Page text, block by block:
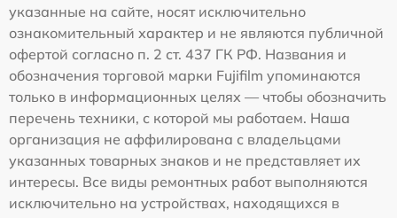
указанные на сайте, носят исключительно
ознакомительный характер и не являются публичной
офертой согласно п. 2 ст. 437 ГК РФ. Названия и
обозначения торговой марки Fujifilm упоминаются
только в информационных целях — чтобы обозначить
перечень техники, с которой мы работаем. Наша
организация не аффилирована с владельцами
указанных товарных знаков и не представляет их
интересы. Все виды ремонтных работ выполняются
исключительно на устройствах, находящихся в